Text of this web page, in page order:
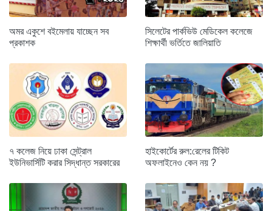
অমর একুশে বইমেলায় যাচ্ছেন সব
প্রকাশক
সিলেটের পার্কভিউ মেডিকেল কলেজে
শিক্ষার্থী ভর্তিতে জালিয়াতি
৭ কলেজ নিয়ে ঢাকা সেন্ট্রাল
ইউনিভার্সিটি করার সিদ্ধান্ত সরকারের
হাইকোর্টের রুল:রেলের টিকিট
অফলাইনেও কেন নয় ?